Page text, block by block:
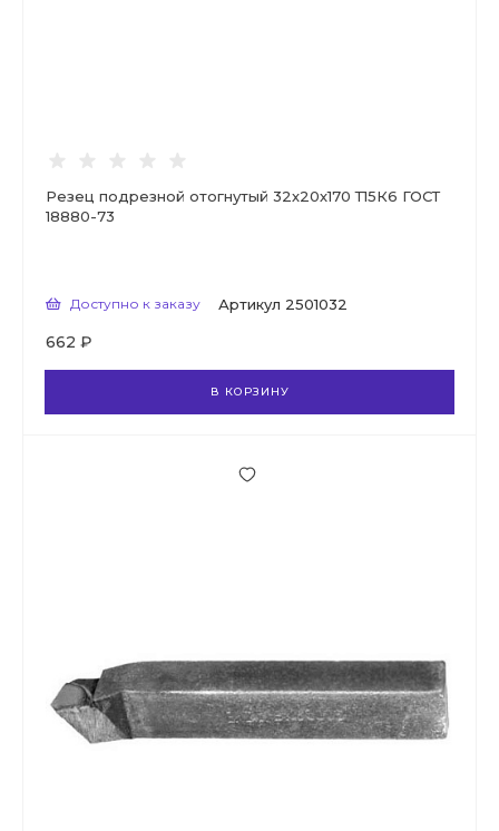
Резец подрезной отогнутый 32х20х170 Т15К6 ГОСТ
18880-73
Доступно к заказу Артикул 2501032
662 ₽
В КОРЗИНУ